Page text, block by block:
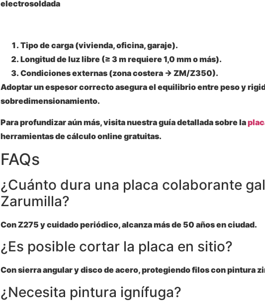
electrosoldada
Tipo de carga (vivienda, oficina, garaje).
Longitud de luz libre (≥ 3 m requiere 1,0 mm o más).
Condiciones externas (zona costera → ZM/Z350).
Adoptar un espesor correcto asegura el equilibrio entre peso y
sobredimensionamiento.
Para profundizar aún más, visita nuestra guía detallada sobre la
herramientas de cálculo online gratuitas.
FAQs
¿Cuánto dura una placa colaborante
Zarumilla?
Con Z275 y cuidado periódico, alcanza más de 50 años en ciudad.
¿Es posible cortar la placa en sitio?
Con sierra angular y disco de acero, protegiendo filos con pintura
¿Necesita pintura ignífuga?